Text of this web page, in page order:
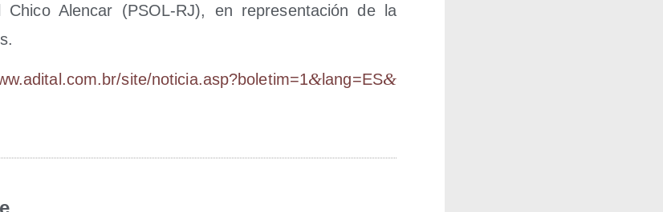
Chi­co Alen­car (PSOL-RJ), en repre­sen­ta­ción de la
​s​i​t​e​/​n​o​t​i​c​i​a​.​a​s​p​?​b​o​l​e​t​i​m​=​1​&​l​a​n​g​=​E​S​&